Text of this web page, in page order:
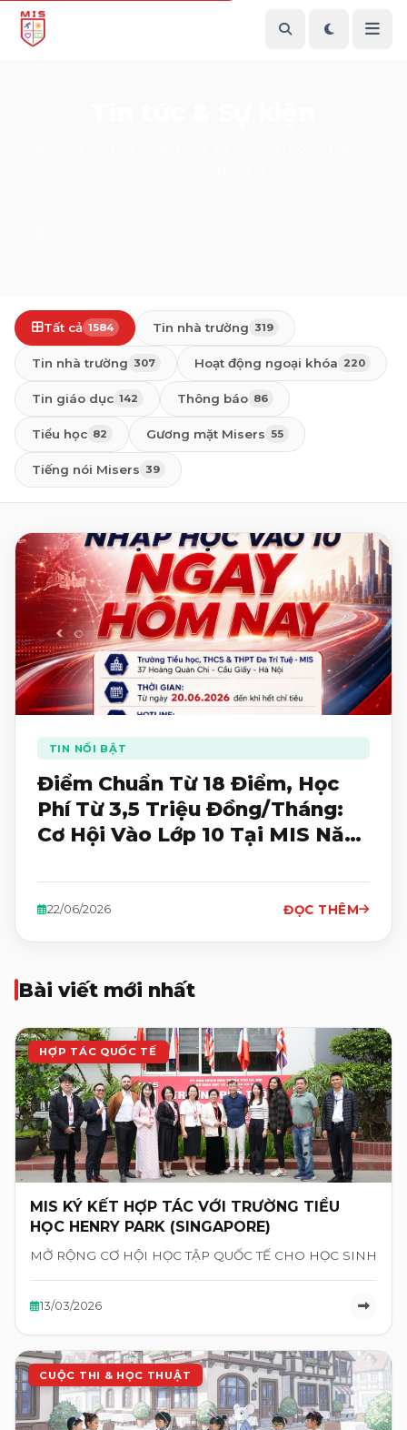
Tất cả 1584 Tin nhà trường 319
Tin nhà trường 307 Hoạt động ngoại khóa 220
Tin giáo dục 142 Thông báo 86
Tiểu học 82 Gương mặt Misers 55
Tiếng nói Misers 39
TIN NỔI BẬT
Điểm Chuẩn Từ 18 Điểm, Học
Phí Từ 3,5 Triệu Đồng/Tháng:
Cơ Hội Vào Lớp 10 Tại MIS Năm
22/06/2026 ĐỌC THÊM
Bài viết mới nhất
HỢP TÁC QUỐC TẾ
MIS KÝ KẾT HỢP TÁC VỚI TRƯỜNG TIỂU
HỌC HENRY PARK (SINGAPORE)
MỞ RỘNG CƠ HỘI HỌC TẬP QUỐC TẾ CHO HỌC SINH
13/03/2026
CUỘC THI & HỌC THUẬT